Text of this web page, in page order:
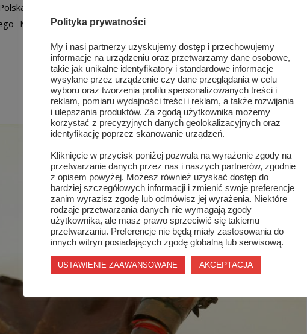
etnomuzykolog zmarła w Warszawie w 1995 r. Kolekcja ta to
Muzeum, które w tym roku obchodzi 40-lecie otwarcia się dla
dr Aneta Oborny
dyrektor MLIM
Polityka prywatności
My i nasi partnerzy uzyskujemy dostęp i przechowujemy
informacje na urządzeniu oraz przetwarzamy dane osobowe,
takie jak unikalne identyfikatory i standardowe informacje
wysyłane przez urządzenie czy dane przeglądania w celu
wyboru oraz tworzenia profilu spersonalizowanych treści i
reklam, pomiaru wydajności treści i reklam, a także rozwijania
i ulepszania produktów. Za zgodą użytkownika możemy
korzystać z precyzyjnych danych geolokalizacyjnych oraz
identyfikację poprzez skanowanie urządzeń.
Kliknięcie w przycisk poniżej pozwala na wyrażenie zgody na
przetwarzanie danych przez nas i naszych partnerów, zgodnie
z opisem powyżej. Możesz również uzyskać dostęp do
bardziej szczegółowych informacji i zmienić swoje preferencje
zanim wyrazisz zgodę lub odmówisz jej wyrażenia. Niektóre
rodzaje przetwarzania danych nie wymagają zgody
użytkownika, ale masz prawo sprzeciwić się takiemu
przetwarzaniu. Preferencje nie będą miały zastosowania do
innych witryn posiadających zgodę globalną lub serwisową.
USTAWIENIE ZAAWANSOWANE AKCEPTACJA